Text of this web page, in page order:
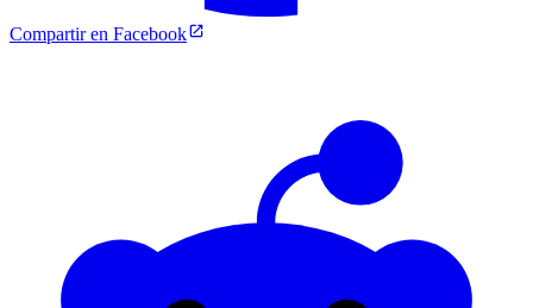
Compartir en Facebook